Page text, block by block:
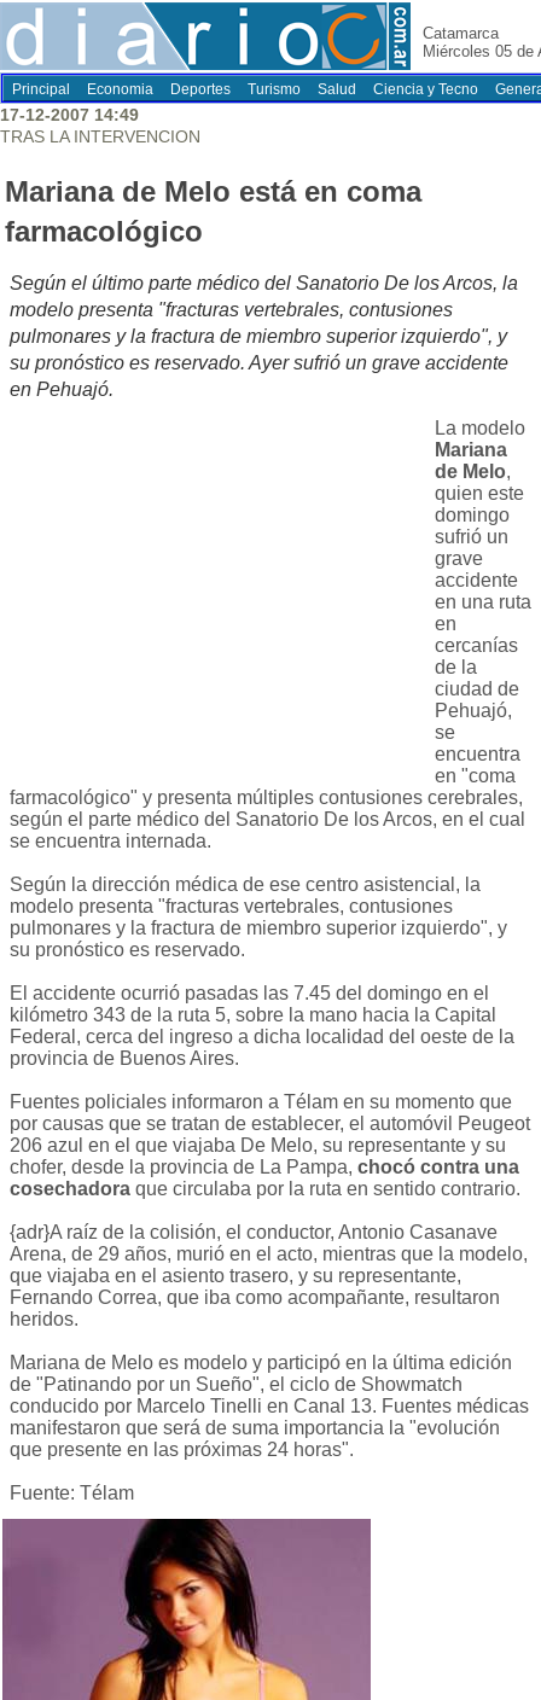
Catamarca
Miércoles 05 de
Principal Economia Deportes Turismo Salud Ciencia y Tecno
17-12-2007 14:49
TRAS LA INTERVENCION
Mariana de Melo está en coma
farmacológico
Según el último parte médico del Sanatorio De los Arcos, la
modelo presenta "fracturas vertebrales, contusiones
pulmonares y la fractura de miembro superior izquierdo", y
su pronóstico es reservado. Ayer sufrió un grave accidente
en Pehuajó.
La modelo
Mariana
de Melo,
quien este
domingo
sufrió un
grave
accidente
en una ruta
en
cercanías
de la
ciudad de
Pehuajó,
se
encuentra
en "coma
farmacológico" y presenta múltiples contusiones cerebrales,
según el parte médico del Sanatorio De los Arcos, en el cual
se encuentra internada.
Según la dirección médica de ese centro asistencial, la
modelo presenta "fracturas vertebrales, contusiones
pulmonares y la fractura de miembro superior izquierdo", y
su pronóstico es reservado.
El accidente ocurrió pasadas las 7.45 del domingo en el
kilómetro 343 de la ruta 5, sobre la mano hacia la Capital
Federal, cerca del ingreso a dicha localidad del oeste de la
provincia de Buenos Aires.
Fuentes policiales informaron a Télam en su momento que
por causas que se tratan de establecer, el automóvil Peugeot
206 azul en el que viajaba De Melo, su representante y su
chofer, desde la provincia de La Pampa, chocó contra una
cosechadora que circulaba por la ruta en sentido contrario.
{adr}A raíz de la colisión, el conductor, Antonio Casanave
Arena, de 29 años, murió en el acto, mientras que la modelo,
que viajaba en el asiento trasero, y su representante,
Fernando Correa, que iba como acompañante, resultaron
heridos.
Mariana de Melo es modelo y participó en la última edición
de "Patinando por un Sueño", el ciclo de Showmatch
conducido por Marcelo Tinelli en Canal 13. Fuentes médicas
manifestaron que será de suma importancia la "evolución
que presente en las próximas 24 horas".
Fuente: Télam